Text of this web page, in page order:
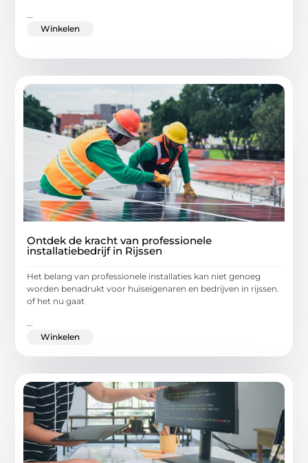
Winkelen
Ontdek de kracht van professionele
installatiebedrijf in Rijssen
Het belang van professionele installaties kan niet genoeg
worden benadrukt voor huiseigenaren en bedrijven in rijssen.
of het nu gaat
...
Winkelen